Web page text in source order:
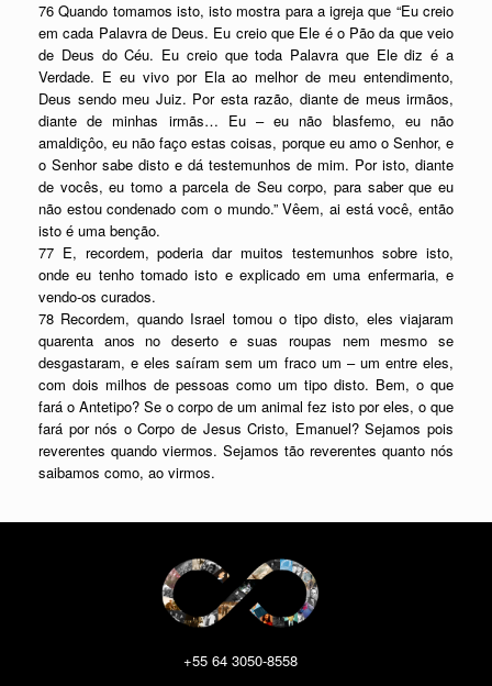
76 Quando tomamos isto, isto mostra para a igreja que “Eu creio
em cada Palavra de Deus. Eu creio que Ele é o Pão da que veio
de Deus do Céu. Eu creio que toda Palavra que Ele diz é a
Verdade. E eu vivo por Ela ao melhor de meu entendimento,
Deus sendo meu Juiz. Por esta razão, diante de meus irmãos,
diante de minhas irmãs… Eu – eu não blasfemo, eu não
amaldiçôo, eu não faço estas coisas, porque eu amo o Senhor, e
o Senhor sabe disto e dá testemunhos de mim. Por isto, diante
de vocês, eu tomo a parcela de Seu corpo, para saber que eu
não estou condenado com o mundo.” Vêem, ai está você, então
isto é uma benção.
77 E, recordem, poderia dar muitos testemunhos sobre isto,
onde eu tenho tomado isto e explicado em uma enfermaria, e
vendo-os curados.
78 Recordem, quando Israel tomou o tipo disto, eles viajaram
quarenta anos no deserto e suas roupas nem mesmo se
desgastaram, e eles saíram sem um fraco um – um entre eles,
com dois milhos de pessoas como um tipo disto. Bem, o que
fará o Antetipo? Se o corpo de um animal fez isto por eles, o que
fará por nós o Corpo de Jesus Cristo, Emanuel? Sejamos pois
reverentes quando viermos. Sejamos tão reverentes quanto nós
saibamos como, ao virmos.
+55 64 3050-8558